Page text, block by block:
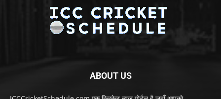
ABOUT US